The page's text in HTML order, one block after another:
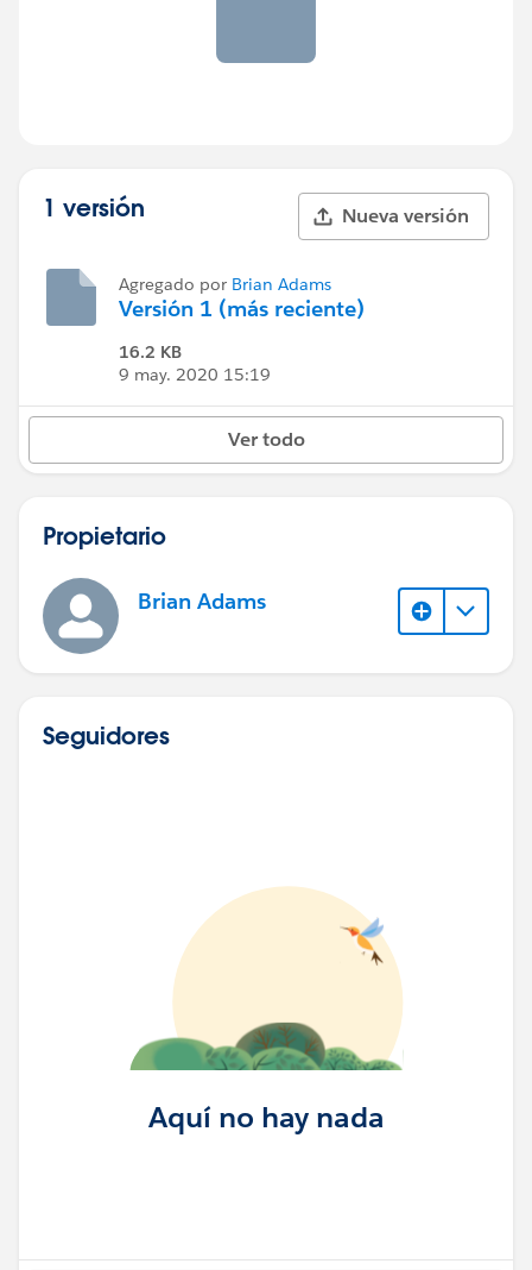
1 versión Nueva versión
Agregado por Brian Adams
Versión 1 (más reciente)
16.2 KB
9 may. 2020 15:19
Ver todo
Propietario
Brian Adams
Seguidores
Aquí no hay nada